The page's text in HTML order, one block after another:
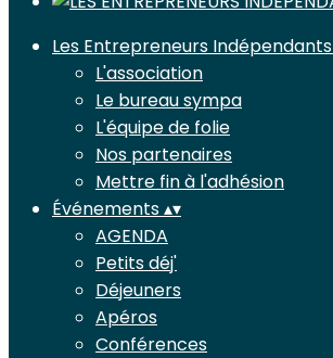
Les Entrepreneurs Indépendants
L'association
Le bureau sympa
L'équipe de folie
Nos partenaires
Mettre fin à l'adhésion
Événements▴▾
AGENDA
Petits déj'
Déjeuners
Apéros
Conférences